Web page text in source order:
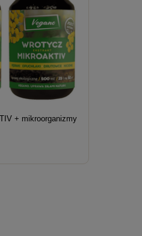
dotyczące
ochrony roślin,